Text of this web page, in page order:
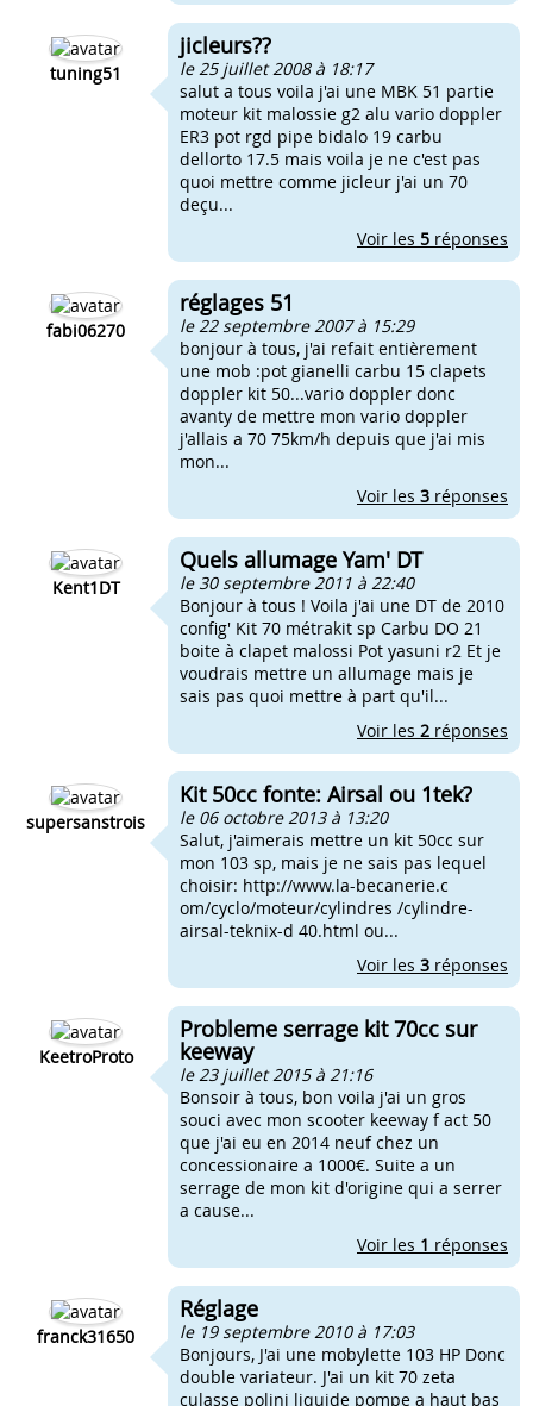
tuning51
jicleurs??
le 25 juillet 2008 à 18:17
salut a tous voila j'ai une MBK 51 partie
moteur kit malossie g2 alu vario doppler
ER3 pot rgd pipe bidalo 19 carbu
dellorto 17.5 mais voila je ne c'est pas
quoi mettre comme jicleur j'ai un 70
deçu...
Voir les 5 réponses
fabi06270
réglages 51
le 22 septembre 2007 à 15:29
bonjour à tous, j'ai refait entièrement
une mob :pot gianelli carbu 15 clapets
doppler kit 50...vario doppler donc
avanty de mettre mon vario doppler
j'allais a 70 75km/h depuis que j'ai mis
mon...
Voir les 3 réponses
Kent1DT
Quels allumage Yam' DT
le 30 septembre 2011 à 22:40
Bonjour à tous ! Voila j'ai une DT de 2010
config' Kit 70 métrakit sp Carbu DO 21
boite à clapet malossi Pot yasuni r2 Et je
voudrais mettre un allumage mais je
sais pas quoi mettre à part qu'il...
Voir les 2 réponses
supersanstrois
Kit 50cc fonte: Airsal ou 1tek?
le 06 octobre 2013 à 13:20
Salut, j'aimerais mettre un kit 50cc sur
mon 103 sp, mais je ne sais pas lequel
choisir: http://www.la-becanerie.c
om/cyclo/moteur/cylindres /cylindre-
airsal-teknix-d 40.html ou...
Voir les 3 réponses
KeetroProto
Probleme serrage kit 70cc sur
keeway
le 23 juillet 2015 à 21:16
Bonsoir à tous, bon voila j'ai un gros
souci avec mon scooter keeway f act 50
que j'ai eu en 2014 neuf chez un
concessionaire a 1000€. Suite a un
serrage de mon kit d'origine qui a serrer
a cause...
Voir les 1 réponses
franck31650
Réglage
le 19 septembre 2010 à 17:03
Bonjours, J'ai une mobylette 103 HP Donc
double variateur. J'ai un kit 70 zeta
culasse polini liquide pompe a haut bas